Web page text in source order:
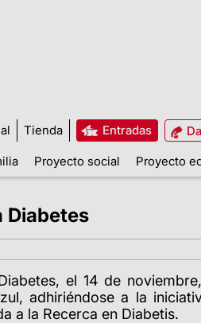
Tienda Entradas
Proyecto social Proyecto
Diabetes
el 14 de
adhiriéndose a la
a la Recerca en Diabetis.